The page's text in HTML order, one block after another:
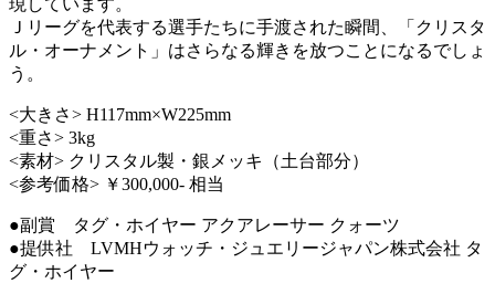
現しています。
Ｊリーグを代表する選手たちに手渡された瞬間、「クリスタ
ル・オーナメント」はさらなる輝きを放つことになるでしょ
う。
<大きさ> H117mm×W225mm
<重さ> 3kg
<素材> クリスタル製・銀メッキ（土台部分）
<参考価格> ￥300,000- 相当
●副賞 タグ・ホイヤー アクアレーサー クォーツ
●提供社 LVMHウォッチ・ジュエリージャパン株式会社 タ
グ・ホイヤー